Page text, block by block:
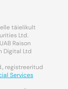
täielikult
Ltd.
Raison
Digital Ltd
registreeritud
Services